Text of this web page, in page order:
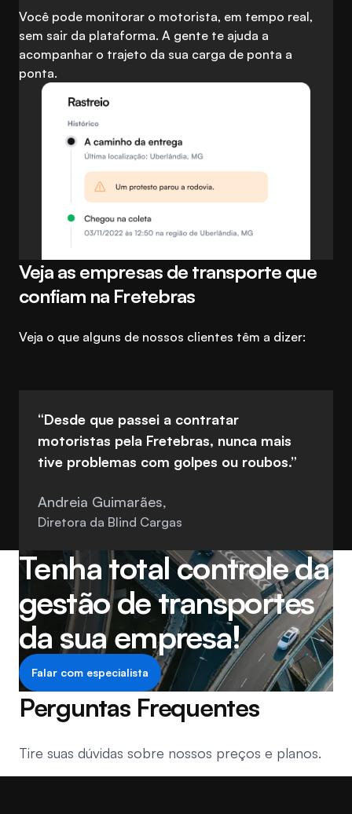
Você pode monitorar o motorista, em tempo real,
sem sair da plataforma. A gente te ajuda a
acompanhar o trajeto da sua carga de ponta a
ponta.
Veja as empresas de transporte que
confiam na Fretebras
Veja o que alguns de nossos clientes têm a dizer:
“Desde que passei a contratar
motoristas pela Fretebras, nunca mais
tive problemas com golpes ou roubos.”
Andreia Guimarães,
Diretora da Blind Cargas
Tenha total controle da
gestão de transportes
da sua empresa!
Falar com especialista
Perguntas Frequentes
Tire suas dúvidas sobre nossos preços e planos.